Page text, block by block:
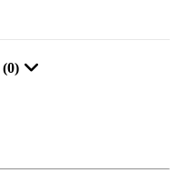
(0)